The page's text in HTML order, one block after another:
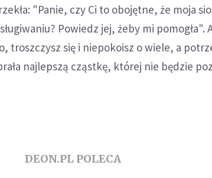
"Panie, czy Ci to obojętne, że moja
Powiedz jej, żeby mi pomogła".
troszczysz się i niepokoisz o wiele, a
najlepszą cząstkę, której nie będzie
DEON.PL POLECA